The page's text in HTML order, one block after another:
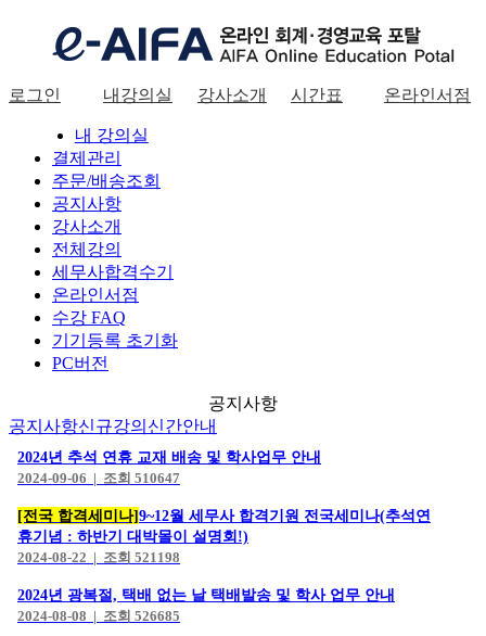
로그인 내강의실 강사소개 시간표 온라인서점
로그인 내 강의실
결제관리
주문/배송조회
공지사항
강사소개
전체강의
세무사합격수기
온라인서점
수강 FAQ
기기등록 초기화
PC버전
공지사항
공지사항신규강의 신간안내
2024년 추석 연휴 교재 배송 및 학사업무 안내
2024-09-06 | 조회 510647
[전국 합격세미나]9~12월 세무사 합격기원 전국세미나(추석연
휴기념 : 하반기 대박몰이 설명회!)
2024-08-22 | 조회 521198
2024년 광복절, 택배 없는 날 택배발송 및 학사 업무 안내
2024-08-08 | 조회 526685